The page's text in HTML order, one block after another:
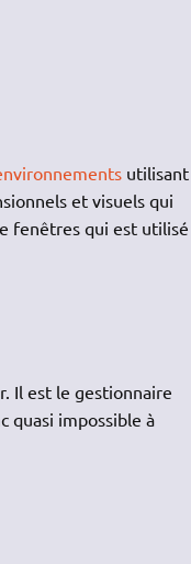
utilisant
et visuels qui
fenêtres qui est utilisé
Il est le gestionnaire
quasi impossible à